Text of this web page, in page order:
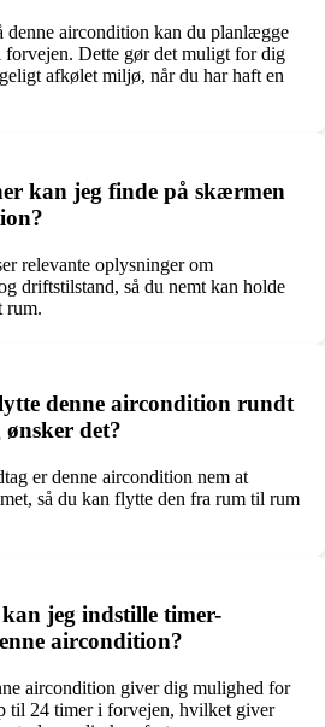
denne aircondition kan du planlægge
Dette gør det muligt for dig
afkølet miljø, når du har haft en
kan jeg finde på skærmen
relevante oplysninger om
driftstilstand, så du nemt kan holde
rum.
denne aircondition rundt
det?
er denne aircondition nem at
så du kan flytte den fra rum til rum
jeg indstille timer-
aircondition?
aircondition giver dig mulighed for
til 24 timer i forvejen, hvilket giver